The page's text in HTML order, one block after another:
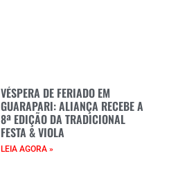
VÉSPERA DE FERIADO EM
GUARAPARI: ALIANÇA RECEBE A
8ª EDIÇÃO DA TRADICIONAL
FESTA & VIOLA
LEIA AGORA »